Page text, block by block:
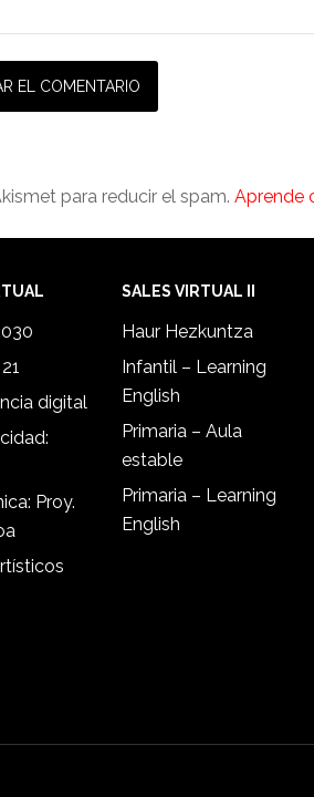
para reducir el spam. Aprende
digital
Proy.
SALES VIRTUAL II
Haur Hezkuntza
Infantil – Learning
English
Primaria – Aula
estable
Primaria – Learning
English